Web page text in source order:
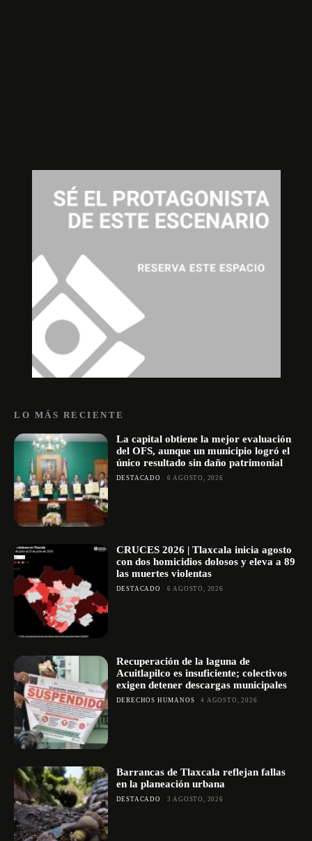
LO MÁS RECIENTE
La capital obtiene la mejor evaluación
del OFS, aunque un municipio logró el
único resultado sin daño patrimonial
DESTACADO 6 AGOSTO, 2026
CRUCES 2026 | Tlaxcala inicia agosto
con dos homicidios dolosos y eleva a 89
las muertes violentas
DESTACADO 6 AGOSTO, 2026
Recuperación de la laguna de
Acuitlapilco es insuficiente; colectivos
exigen detener descargas municipales
DERECHOS HUMANOS 4 AGOSTO, 2026
Barrancas de Tlaxcala reflejan fallas
en la planeación urbana
DESTACADO 3 AGOSTO, 2026